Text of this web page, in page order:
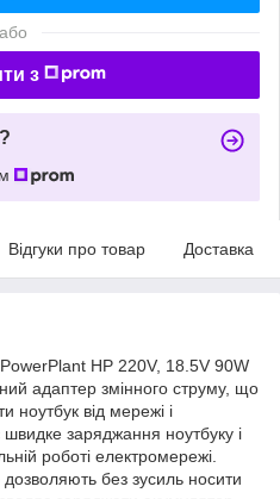
або
з
Відгуки про товар Доставка
* Pavilionxt5366 * Pavilionxt5377 * Pavilionxt5477WM * Series:Pavilionxu100 * Pavilionxu155 * Series:Pavilionxz100 * Pavilionxz185 * Series:Pavilionxz1100 * Pavilionxz1110 * Series:Pavilionxz200 * Pavilionxz275 * Pavilionxz295 * Series:Pavilionxz300 * Pavilionxz355 * Series:Pavilionxz4200 * Pavilionxz4200 * Pavilionxz4201 * Pavilionxz4202 * Pavilionxz4204 * Pavilionxz4207 * Pavilionxz4208 * Pavilionxz4209 * Pavilionxz4210 * Pavilionxz4211 * Pavilionxz4212 * Pavilionxz4214 * Pavilionxz4218 * Pavilionxz4219 * Pavilionxz4220 * Pavilionxz4221 * Pavilionxz4222 * Pavilionxz4224 * Pavilionxz4228 * Pavilionxz4229 * Pavilionxz4230 * Pavilionxz4231 * Pavilionxz4232 * Pavilionxz4234 * Pavilionxz4236 * Pavilionxz4239 * Pavilionxz4240 * Pavilionxz4241 * Pavilionxz4251 * Pavilionxz4261 * Pavilionxz4262 * Pavilionxz4268 * Pavilionxz4271 * Pavilionxz4274 * Pavilionxz4278 * Pavilionxz4281 * Pavilionxz4282 * Pavilionxz4284 * Pavilionxz4288 * Pavilionxz4292 * Pavilionxz4294 * Pavilionxz4298 * Series:Pavilionxz4300 * Pavilionxz4300 * Pavilionxz4301 * Pavilionxz4305 * Pavilionxz4306 * Pavilionxz4307 * Pavilionxz4310 * Pavilionxz4311 * Pavilionxz4312 * Pavilionxz4313 * Pavilionxz4314 * Pavilionxz4315 * Pavilionxz4315CA * Pavilionxz4315US * Pavilionxz4316 * Pavilionxz4317 * Pavilionxz4318 * Pavilionxz4319 * Pavilionxz4321 * Pavilionxz4323 * Pavilionxz4325 * Pavilionxz4325CA * Pavilionxz4325US * Pavilionxz4326 * Pavilionxz4332 * Pavilionxz4333 * Pavilionxz4334 * Pavilionxz4335 * Pavilionxz4335US * Pavilionxz4336 * Pavilionxz4345 * Pavilionxz4348 * Pavilionxz4351 * Pavilionxz4352 * Pavilionxz4353 * Pavilionxz4354 * Pavilionxz4355 * Pavilionxz4356 * Pavilionxz4357 * Pavilionxz4360 * Pavilionxz4365 * Pavilionxz4367 * Pavilionxz4375 * Pavilionxz4385 * Pavilionxz4386 * Series:Pavilionxz4400 * Pavilionxz4400 * Pavilionxz4401 * Pavilionxz4402 * Pavilionxz4403 * Pavilionxz4404 * Pavilionxz4407 * Pavilionxz4410 * Pavilionxz4412 * Pavilionxz4413 * Pavilionxz4414 * Pavilionxz4415 * Pavilionxz4416 * Pavilionxz4417 * Pavilionxz4420CA * Pavilionxz4423 * Pavilionxz4424 * Pavilionxz4425 * Pavilionxz4443 * Pavilionxz4454 * Pavilionxz4455EA * Series:Pavilionxz4500 * Pavilionxz4500 * Pavilionxz4501 * Pavilionxz4502 * Pavilionxz4504 * Pavilionxz4505 * Pavilionxz4509 * Pavilionxz4510 * Pavilionxz4511 * Pavilionxz4514 * Pavilionxz4516 * Pavilionxz4520 * Pavilionxz4521 * Pavilionxz4522 * Pavilionxz4523 * Pavilionxz4525 * Pavilionxz4526 * Pavilionxz4530 * Pavilionxz4540 * Pavilionxz4545 * Pavilionxz4546 * Pavilionxz4547 * Pavilionxz4550 * Pavilionxz4560 * Series:Pavilionxz4600 * Pavilionxz4600 * Pavilionxz4601 * Pavilionxz4605 * Pavilionxz4610 * Pavilionxz4615 * Pavilionxz4630 * Pavilionxz4631 * Series:Pavilionxz4700 * Pavilionxz4700 * Pavilionxz4710 * Pavilionxz4715 * Pavilionxz4717 * Pavilionxz4725 * Series:Pavilionxz4800 * Pavilionxz4800 * Pavilionxz4805 * Pavilionxz4815 * Pavilionxz4819 * Pavilionxz4820 * Pavilionxz4821 * Series:Pavilionxz5200 * Pavilionxz5200 * Pavilionxz5207 * Pavilionxz5217 * Pavilionxz5228 * Pavilionxz5232 * Pavilionxz5236 * Pavilionxz5238 * Pavilionxz5240 * Pavilionxz5242 * Pavilionxz5244 * Pavilionxz5250 * Pavilionxz5252 * Pavilionxz5258 * Pavilionxz5262 * Pavilionxz5270 * Pavilionxz5279 * Series:Pavilionxz5300 * Pavilionxz5300 * Pavilionxz5307 * Pavilionxz5315 * Pavilionxz5320 * Pavilionxz5325 * Pavilionxz5339 * Pavilionxz5343 * Pavilionxz5344 * Pavilionxz5345 * Pavilionxz5354 * Pavilionxz5357 * Pavilionxz5360 * Pavilionxz5362 * Pavilionxz5365 * Pavilionxz5375 * Pavilionxz5385 * Pavilionxz5395US * Series:Pavilionxz5400 * Pavilionxz5400 * Pavilionxz5407 * Pavilionxz5410 * Pavilionxz5415 * Pavilionxz5416 * Pavilionxz5417 * Pavilionxz5425 * Pavilionxz5426 * Pavilionxz5427 * Pavilionxz5440 * Pavilionxz5443 * Pavilionxz5445 * Pavilionxz5447 * Pavilionxz5457 * Pavilionxz5460 * Pavilionxz5462 * Pavilionxz5467 * Pavilionxz5470 * Pavilionxz5475 * Pavilionxz5477 * Pavilionxz5490US * Pavilionxz5497 * Series:Pavilionxz5500 * Pavilionxz5500 * Pavilionxz5501 * Pavilionxz5511 * Pavilionxz5512 * Pavilionxz5515 * Pavilionxz5516 * Pavilionxz5517 * Pavilionxz5520 * Pavilionxz5521 * Pavilionxz5522 * Pavilionxz5523 * Pavilionxz5524 * Pavilionxz5525 * Pavilionxz5526 * Pavilionxz5527 * Pavilionxz5537 * Pavilionxz5547 * Pavili